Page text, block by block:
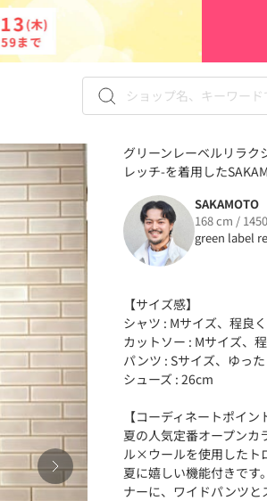
グリーンレーベルリラク
レッチ-を着用した
SAKAMOTO
168 cm /
green label
【サイズ感】
シャツ : Mサイズ、程良
カットソー : Mサイズ、
パンツ : Sサイズ、ゆっ
シューズ : 26cm
【コーディネートポイン
夏の人気定番オープンカ
ル×ウールを使用したト
夏に嬉しい機能付きです
ナーに、ワイドパンツと